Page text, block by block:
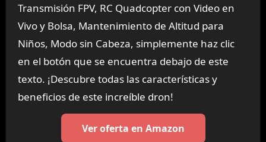
Transmisión FPV, RC Quadcopter con Video en
Vivo y Bolsa, Mantenimiento de Altitud para
Niños, Modo sin Cabeza, simplemente haz clic
en el botón que se encuentra debajo de este
texto. ¡Descubre todas las características y
beneficios de este increíble dron!
Ver oferta en Amazon